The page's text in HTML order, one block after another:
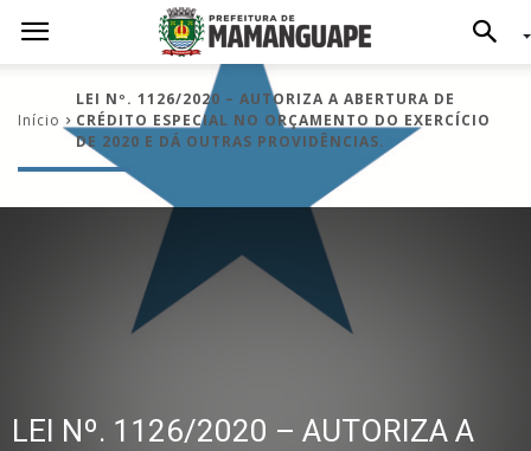
Início
LEI Nº. 1126/2020 – AUTORIZA A ABERTURA DE
CRÉDITO ESPECIAL NO ORÇAMENTO DO EXERCÍCIO
DE 2020 E DÁ OUTRAS PROVIDÊNCIAS.
LEI Nº. 1126/2020 – AUTORIZA A